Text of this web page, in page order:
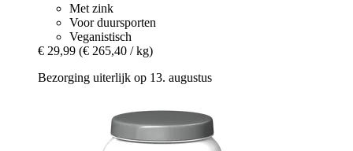
Met zink
Voor duursporten
Veganistisch
€ 29,99 (€ 265,40 / kg)
Bezorging uiterlijk op 13. augustus